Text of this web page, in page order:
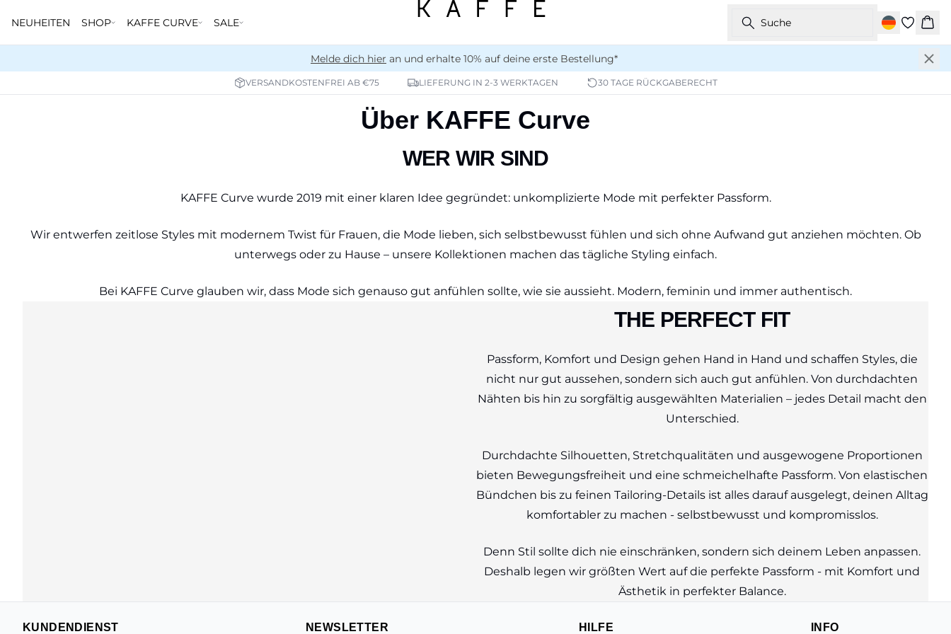
NEUHEITEN SHOP KAFFE CURVE SALE Suche
Melde dich hier an und erhalte 10% auf deine erste Bestellung*
VERSANDKOSTENFREI AB €75 LIEFERUNG IN 2-3 WERKTAGEN 30 TAGE RÜCKGABERECHT
Über KAFFE Curve
WER WIR SIND
KAFFE Curve wurde 2019 mit einer klaren Idee gegründet: unkomplizierte Mode mit perfekter Passform.
Wir entwerfen zeitlose Styles mit modernem Twist für Frauen, die Mode lieben, sich selbstbewusst fühlen und sich ohne Aufwand gut anziehen möchten. Ob
unterwegs oder zu Hause – unsere Kollektionen machen das tägliche Styling einfach.
Bei KAFFE Curve glauben wir, dass Mode sich genauso gut anfühlen sollte, wie sie aussieht. Modern, feminin und immer authentisch.
THE PERFECT FIT
Passform, Komfort und Design gehen Hand in Hand und schaffen Styles, die
nicht nur gut aussehen, sondern sich auch gut anfühlen. Von durchdachten
Nähten bis hin zu sorgfältig ausgewählten Materialien – jedes Detail macht den
Unterschied.
Durchdachte Silhouetten, Stretchqualitäten und ausgewogene Proportionen
bieten Bewegungsfreiheit und eine schmeichelhafte Passform. Von elastischen
Bündchen bis zu feinen Tailoring-Details ist alles darauf ausgelegt, deinen Alltag
komfortabler zu machen - selbstbewusst und kompromisslos.
Denn Stil sollte dich nie einschränken, sondern sich deinem Leben anpassen.
Deshalb legen wir größten Wert auf die perfekte Passform - mit Komfort und
Ästhetik in perfekter Balance.
KUNDENDIENST NEWSLETTER HILFE INFO